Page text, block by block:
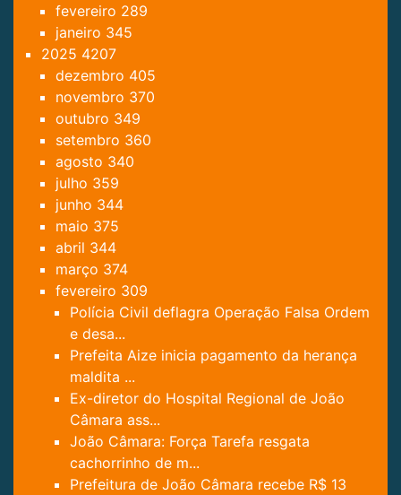
fevereiro 289
janeiro 345
2025 4207
dezembro 405
novembro 370
outubro 349
setembro 360
agosto 340
julho 359
junho 344
maio 375
abril 344
março 374
fevereiro 309
Polícia Civil deflagra Operação Falsa Ordem
e desa...
Prefeita Aize inicia pagamento da herança
maldita ...
Ex-diretor do Hospital Regional de João
Câmara ass...
João Câmara: Força Tarefa resgata
cachorrinho de m...
Prefeitura de João Câmara recebe R$ 13